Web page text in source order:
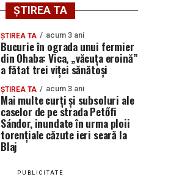
ȘTIREA TA
ȘTIREA TA acum 3 ani
Bucurie în ograda unui fermier
din Ohaba: Vica, „văcuța eroină”
a fătat trei viței sănătoși
ȘTIREA TA acum 3 ani
Mai multe curți și subsoluri ale
caselor de pe strada Petőfi
Sándor, inundate în urma ploii
torențiale căzute ieri seară la
Blaj
PUBLICITATE